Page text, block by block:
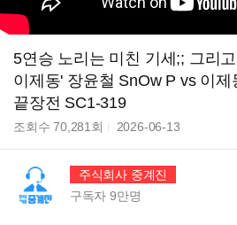
5연승 노리는 미친 기세;; 그리
이제동' 장윤철 SnOw P vs 이
끝장전 SC1-319
조회수70,281 회 2026-06-13
주식회사 중계진
구독자9만명